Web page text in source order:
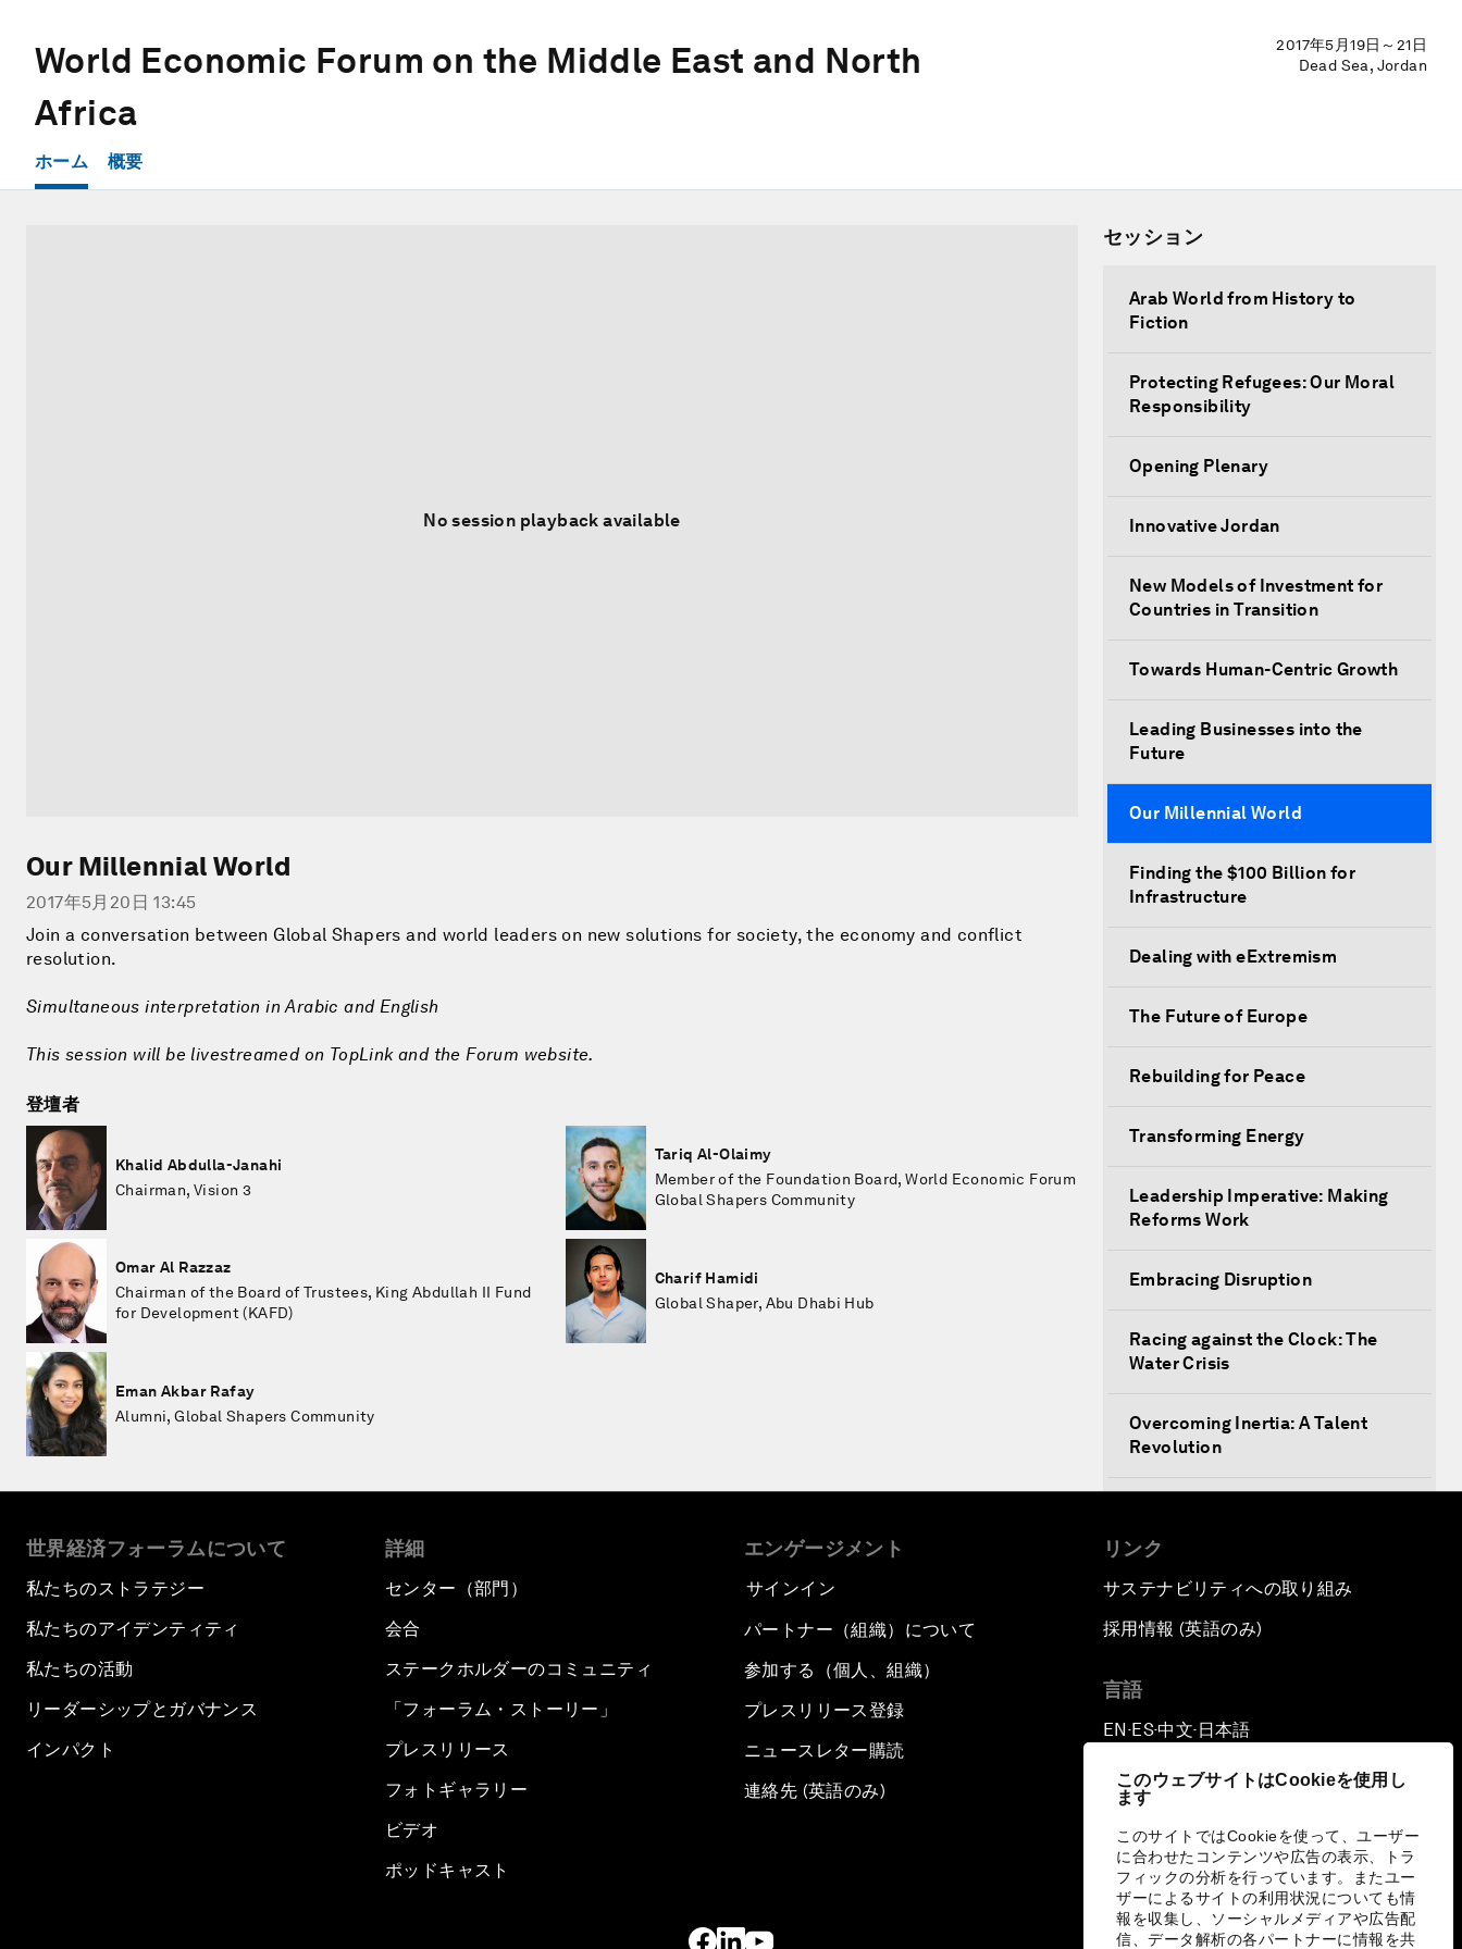
このウェブサイトはCookieを使用し
ます
このサイトではCookieを使って、ユーザー
に合わせたコンテンツや広告の表示、トラ
フィックの分析を行っています。またユー
ザーによるサイトの利用状況についても情
報を収集し、ソーシャルメディアや広告配
信、データ解析の各パートナーに情報を共
World Economic Forum on the Middle East and North
Africa
2017年5月19日～21日
Dead Sea, Jordan
ホーム 概要
No session playback available
Our Millennial World
2017年5月20日 13:45
Join a conversation between Global Shapers and world leaders on new solutions for society, the economy and conflict
resolution.
Simultaneous interpretation in Arabic and English
This session will be livestreamed on TopLink and the Forum website.
登壇者
Khalid Abdulla-Janahi
Chairman, Vision 3
Tariq Al-Olaimy
Member of the Foundation Board, World Economic Forum
Global Shapers Community
Omar Al Razzaz
Chairman of the Board of Trustees, King Abdullah II Fund
for Development (KAFD)
Charif Hamidi
Global Shaper, Abu Dhabi Hub
Eman Akbar Rafay
Alumni, Global Shapers Community
セッション
Arab World from History to
Fiction
Protecting Refugees: Our Moral
Responsibility
Opening Plenary
Innovative Jordan
New Models of Investment for
Countries in Transition
Towards Human-Centric Growth
Leading Businesses into the
Future
Our Millennial World
Finding the $100 Billion for
Infrastructure
Dealing with eExtremism
The Future of Europe
Rebuilding for Peace
Transforming Energy
Leadership Imperative: Making
Reforms Work
Embracing Disruption
Racing against the Clock: The
Water Crisis
Overcoming Inertia: A Talent
Revolution
Destiny
Enabling a Generational
Transformation
世界経済フォーラムについて
私たちのストラテジー
私たちのアイデンティティ
私たちの活動
リーダーシップとガバナンス
インパクト
詳細
センター（部門）
会合
ステークホルダーのコミュニティ
「フォーラム・ストーリー」
プレスリリース
フォトギャラリー
ビデオ
ポッドキャスト
エンゲージメント
サインイン
パートナー（組織）について
参加する（個人、組織）
プレスリリース登録
ニュースレター購読
連絡先 (英語のみ)
リンク
サステナビリティへの取り組み
採用情報 (英語のみ)
言語
EN ▪ES▪中文▪ 日本語